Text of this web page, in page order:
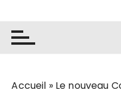
Accueil » Le nouveau